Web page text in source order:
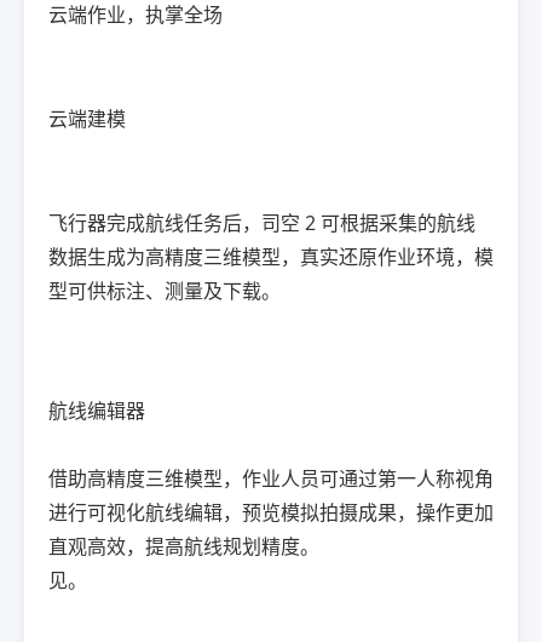
云端作业，执掌全场
云端建模
飞行器完成航线任务后，司空 2 可根据采集的航线
数据生成为高精度三维模型，真实还原作业环境，模
型可供标注、测量及下载。
航线编辑器
借助高精度三维模型，作业人员可通过第一人称视角
进行可视化航线编辑，预览模拟拍摄成果，操作更加
直观高效，提高航线规划精度。
见。